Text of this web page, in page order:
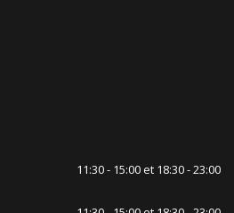
11:30 - 15:00 et 18:30 - 23:00